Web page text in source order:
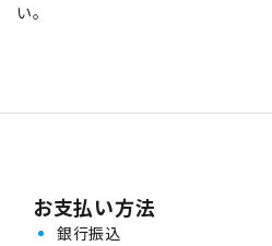
い。
お支払い方法
銀行振込